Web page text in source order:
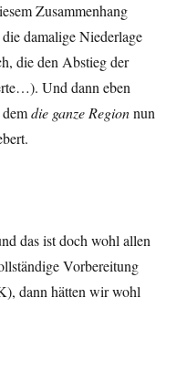
Zusammenhang
damalige Niederlage
die den Abstieg der
Und dann eben
demdie ganze Regionnun
das ist doch wohl allen
Vorbereitung
dann hätten wir wohl